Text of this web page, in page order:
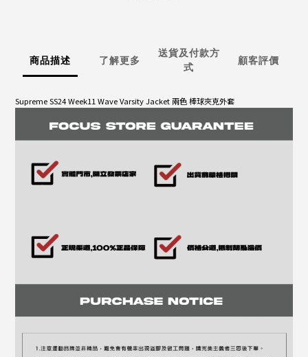
商品描述 了解更多
送貨及付款方
式
顧客評價
Supreme SS24 Week11 Wave Varsity Jacket 兩色 棒球夾克外套